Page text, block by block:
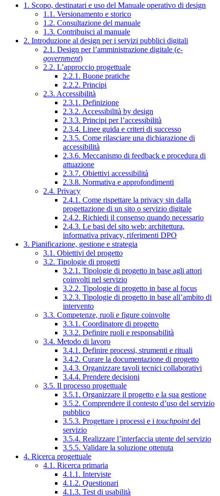
1. Scopo, destinatari e uso del Manuale operativo di design
1.1. Versionamento e storico
1.2. Consultazione del manuale
1.3. Contribuisci al manuale
2. Introduzione al design per i servizi pubblici digitali
2.1. Design per l’amministrazione digitale (e-
government)
2.2. L’approccio progettuale
2.2.1. Buone pratiche
2.2.2. Principi
2.3. Accessibilità
2.3.1. Definizione
2.3.2. Accessibilità by design
2.3.3. Principi per l’accessibilità
2.3.4. Linee guida e criteri di successo
2.3.5. Come rilasciare una dichiarazione di
accessibilità
2.3.6. Meccanismo di feedback e procedura di
attuazione
2.3.7. Obiettivi accessibilità
2.3.8. Normativa e approfondimenti
2.4. Privacy
2.4.1. Come rispettare la privacy sin dalla
progettazione di un sito o servizio digitale
2.4.2. Richiedi il consenso quando necessario
2.4.3. Le basi del sito web: architettura,
informativa privacy, riferimenti DPO
3. Pianificazione, gestione e strategia
3.1. Obiettivi del progetto
3.2. Tipologie di progetti
3.2.1. Tipologie di progetto in base agli attori
coinvolti nel servizio
3.2.2. Tipologie di progetto in base al focus
3.2.3. Tipologie di progetto in base all’ambito di
intervento
3.3. Competenze, ruoli e figure coinvolte
3.3.1. Coordinatore di progetto
3.3.2. Definire ruoli e responsabilità
3.4. Metodo di lavoro
3.4.1. Definire processi, strumenti e rituali
3.4.2. Curare la documentazione di progetto
3.4.3. Organizzare tavoli tecnici collaborativi
3.4.4. Prendere decisioni
3.5. Il processo progettuale
3.5.1. Organizzare il progetto e la sua gestione
3.5.2. Comprendere il contesto d’uso del servizio
pubblico
3.5.3. Progettare i processi e i touchpointdel
servizio
3.5.4. Realizzare l’interfaccia utente del servizio
3.5.5. Validare la soluzione ottenuta
4. Ricerca progettuale
4.1. Ricerca primaria
4.1.1. Interviste
4.1.2. Questionari
4.1.3. Test di usabilità